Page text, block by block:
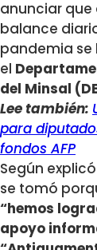
anunciar que
balance
pandemia se
el
del Minsal
Lee también:
para
fondos AFP
Según
se tomó
“hemos
apoyo